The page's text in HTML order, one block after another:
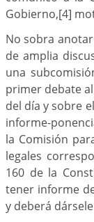
Gobierno,[4]
No sobra
de amplia
una
primer debate
del día y sobre
informe-
la Comisión
legales
160 de la
tener informe
y deberá